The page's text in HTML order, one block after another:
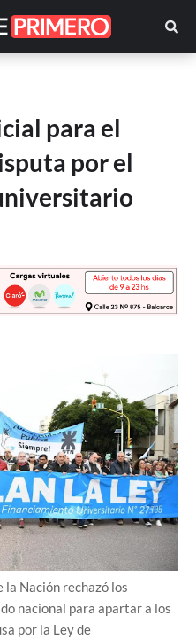
para el
por el
la Nación rechazó los
nacional para apartar a los
por la Ley de